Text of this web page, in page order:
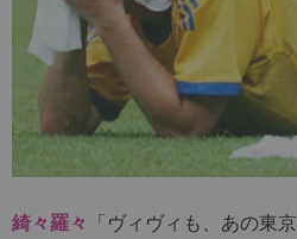
綺々羅々 「ヴィヴィも、あの東